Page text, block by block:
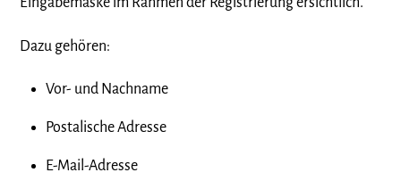
Dazu gehören:
Vor- und Nachname
Postalische Adresse
E-Mail-Adresse